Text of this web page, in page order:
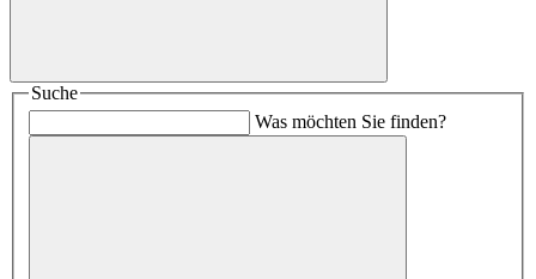
Suche
Was möchten Sie finden?